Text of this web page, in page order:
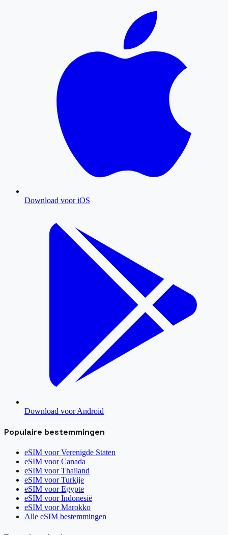
Download voor iOS
Download voor Android
Populaire bestemmingen
eSIM voorVerenigde Staten
eSIM voorCanada
eSIM voorThailand
eSIM voorTurkije
eSIM voorEgypte
eSIM voorIndonesië
eSIM voorMarokko
Alle eSIM bestemmingen